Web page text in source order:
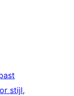
stijl